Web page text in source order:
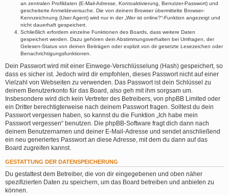
an zentralen Profildaten (E-Mail-Adresse, Kontoaktivierung, Benutzer-Passwort) und
gescheiterte Anmeldeversuche. Die von deinem Browser übermittelte Browser-
Kennzeichnung (User Agent) wird nur in der „Wer ist online?“-Funktion angezeigt und
nicht dauerhaft gespeichert.
Schließlich erfordern einzelne Funktionen des Boards, dass weitere Daten
gespeichert werden. Dazu gehören dein Abstimmungsverhalten bei Umfragen, der
Gelesen-Status von deinen Beiträgen oder explizit von dir gesetzte Lesezeichen oder
Benachrichtigungsfunktionen.
Dein Passwort wird mit einer Einwege-Verschlüsselung (Hash) gespeichert, so
dass es sicher ist. Jedoch wird dir empfohlen, dieses Passwort nicht auf einer
Vielzahl von Webseiten zu verwenden. Das Passwort ist dein Schlüssel zu
deinem Benutzerkonto für das Board, also geh mit ihm sorgsam um.
Insbesondere wird dich kein Vertreter des Betreibers, von phpBB Limited oder
ein Dritter berechtigterweise nach deinem Passwort fragen. Solltest du dein
Passwort vergessen haben, so kannst du die Funktion „Ich habe mein
Passwort vergessen“ benutzen. Die phpBB-Software fragt dich dann nach
deinem Benutzernamen und deiner E-Mail-Adresse und sendet anschließend
ein neu generiertes Passwort an diese Adresse, mit dem du dann auf das
Board zugreifen kannst.
GESTATTUNG DER DATENSPEICHERUNG
Du gestattest dem Betreiber, die von dir eingegebenen und oben näher
spezifizierten Daten zu speichern, um das Board betreiben und anbieten zu
können.